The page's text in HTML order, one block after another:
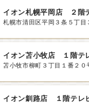
イオン札幌平岡店 ２階
札幌市清田区平岡３条５丁目
イオン苫小牧店 １階テ
苫小牧市柳町３丁目１番２０
イオン釧路店 １階テレ